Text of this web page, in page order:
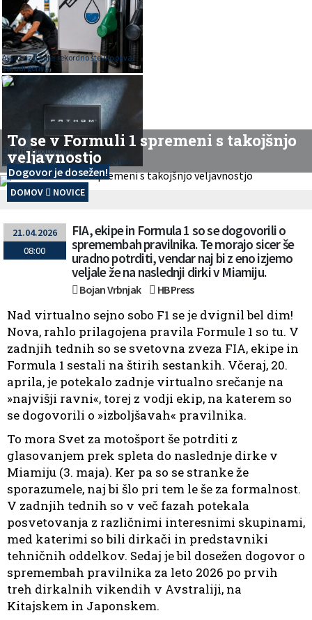
Alarm iz Italije: rekordno število okvar
zaradi goriva
Električni poltovornjak za 28 tisoč
dolarjev, morda pripelje tudi v Evropo
DOMOV NOVICE
To se v Formuli 1 spremeni s takojšnjo
veljavnostjo
Dogovor je dosežen!
21.04.2026
08:00
FIA, ekipe in Formula 1 so se dogovorili o
spremembah pravilnika. Te morajo sicer še
uradno potrditi, vendar naj bi z eno izjemo
veljale že na naslednji dirki v Miamiju.
Bojan Vrbnjak HB Press
Nad virtualno sejno sobo F1 se je dvignil bel dim!
Nova, rahlo prilagojena pravila Formule 1 so tu. V
zadnjih tednih so se svetovna zveza FIA, ekipe in
Formula 1 sestali na štirih sestankih. Včeraj, 20.
aprila, je potekalo zadnje virtualno srečanje na
»najvišji ravni«, torej z vodji ekip, na katerem so
se dogovorili o »izboljšavah« pravilnika.
To mora Svet za motošport še potrditi z
glasovanjem prek spleta do naslednje dirke v
Miamiju (3. maja). Ker pa so se stranke že
sporazumele, naj bi šlo pri tem le še za formalnost.
V zadnjih tednih so v več fazah potekala
posvetovanja z različnimi interesnimi skupinami,
med katerimi so bili dirkači in predstavniki
tehničnih oddelkov. Sedaj je bil dosežen dogovor o
spremembah pravilnika za leto 2026 po prvih
treh dirkalnih vikendih v Avstraliji, na
Kitajskem in Japonskem.